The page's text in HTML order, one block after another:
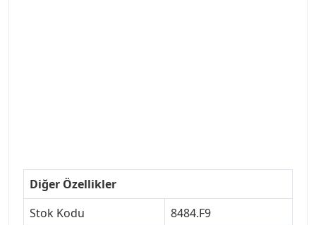
Diğer Özellikler
Stok Kodu
8484.F9